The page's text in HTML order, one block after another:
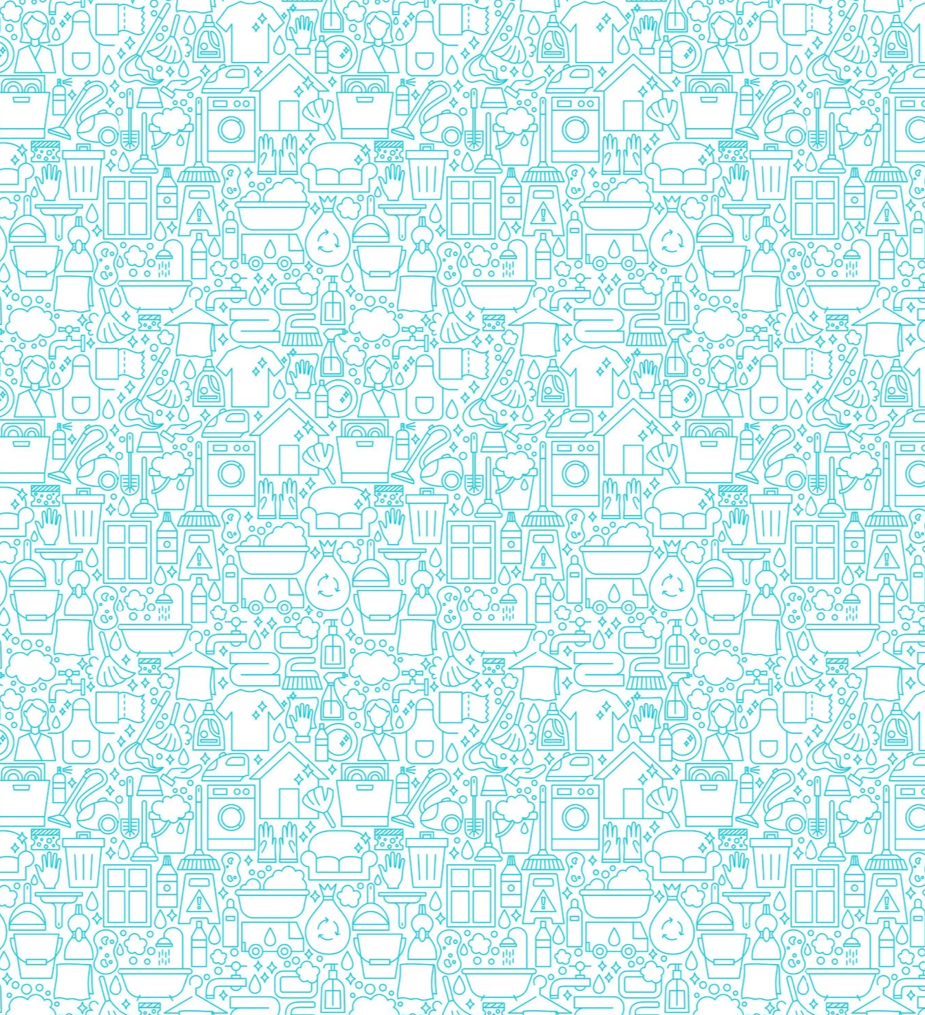
Balsam Rufe Bebelusi
Servetele Umede Bebelusi
Suplimente Bebelusi
Betisoare
Detergent Bebelusi
Detergent Bebelusi Ariel
Sampon Bebelusi
Pasta de dinti *B*
Periuta De Dinti *B*
Periuta de Dinti Electrica Copii
Periuta de Dinti Oral B
Gel de Dus Bebelusi
Ingrijire Adulti
Scutece Adulti
Servetele Umede Adulti
Ingrijire Personala
Cosmetice
Absorbante
Absorbante & Tampoane
Tampoane
Pasta De Dinti
Cosmetice
Deodorante
Creme
Ingrijire Unghii
Machiaje/Pensule
Sapun
Sapun Solid
Sapun Lichid
Par
Vopsea
Sampon
Balsam/Masca
Coafura
Ustensile
Gel de Dus
Prezervative
Ingrijire Orala
Pasta De Dinti
Periuta Dinti
Apa De Gura
Ata Dentara
Creme Depilatoare
Spuma Si Geluri De Barbierit
Protectie Insecte
Betisoare de Urechi
Ingrijire Intima
Aparat de ras
Aparat de Ras Gillette
Aparate de Ras Venus
Accesorii